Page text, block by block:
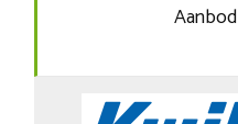
Aanbod